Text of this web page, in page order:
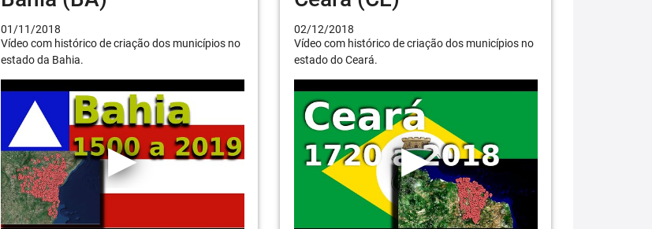
01/11/2018
Vídeo com histórico de criação dos municípios no
estado da Bahia.
02/12/2018
Vídeo com histórico de criação dos municípios no
estado do Ceará.